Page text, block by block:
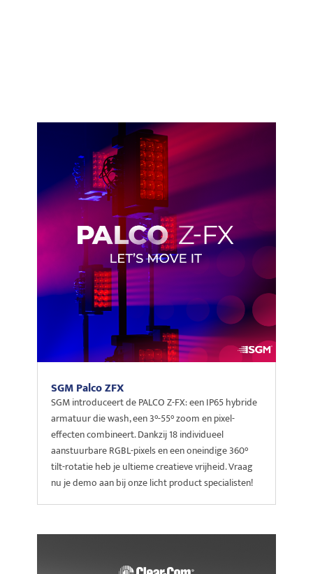
SGM Palco ZFX
SGM introduceert de PALCO Z-FX: een IP65 hybride
armatuur die wash, een 3°-55° zoom en pixel-
effecten combineert. Dankzij 18 individueel
aanstuurbare RGBL-pixels en een oneindige 360°
tilt-rotatie heb je ultieme creatieve vrijheid. Vraag
nu je demo aan bij onze licht product specialisten!